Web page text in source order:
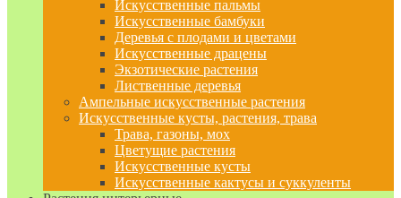
Искусственные пальмы
Искусственные бамбуки
Деревья с плодами и цветами
Искусственные драцены
Экзотические растения
Лиственные деревья
Ампельные искусственные растения
Искусственные кусты, растения, трава
Трава, газоны, мох
Цветущие растения
Искусственные кусты
Искусственные кактусы и суккуленты